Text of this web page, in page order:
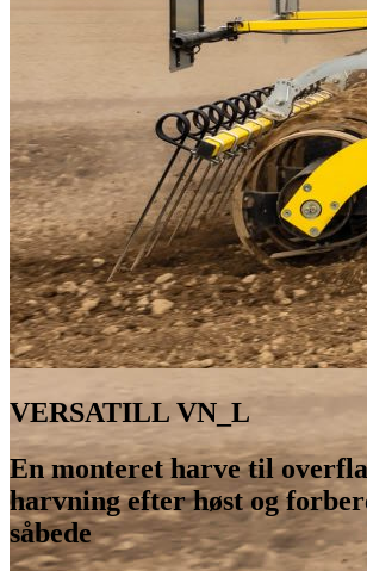
VERSATILL VN_L
En monteret harve til
harvning efter høst og
såbede